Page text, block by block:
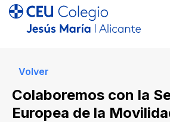
Volver
Colaboremos con la
Europea de la